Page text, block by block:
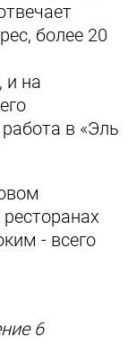
более 20
и на
в «Эль
- всего
6